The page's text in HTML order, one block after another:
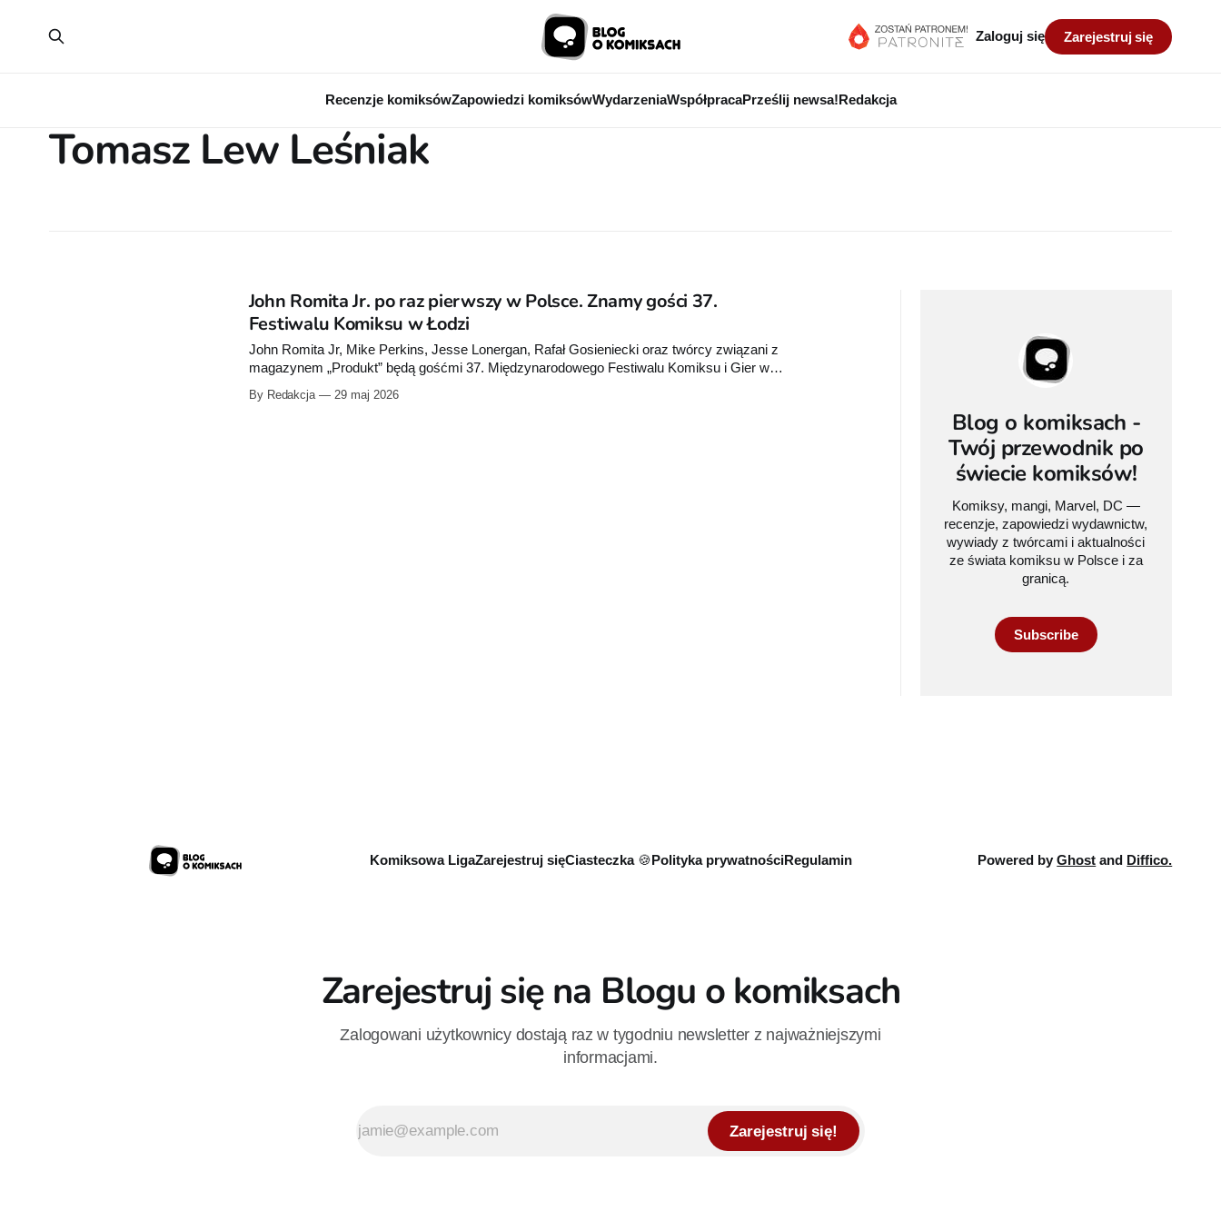
Recenzje komiksówZapowiedzi komiksówWydarzeniaWspółpracaPrześlij newsa!Redakcja
Zaloguj się Zarejestruj się
Tomasz Lew Leśniak
John Romita Jr. po raz pierwszy w Polsce. Znamy gości 37.
Festiwalu Komiksu w Łodzi
John Romita Jr, Mike Perkins, Jesse Lonergan, Rafał Gosieniecki oraz twórcy związani z
magazynem „Produkt” będą gośćmi 37. Międzynarodowego Festiwalu Komiksu i Gier w
By Redakcja 29 maj 2026
Blog o komiksach -
Twój przewodnik po
świecie komiksów!
Komiksy, mangi, Marvel, DC —
recenzje, zapowiedzi wydawnictw,
wywiady z twórcami i aktualności
ze świata komiksu w Polsce i za
granicą.
Subscribe
Komiksowa LigaZarejestruj sięCiasteczka 🍪Polityka prywatnościRegulamin Powered byGhost and Diffico.
Zarejestruj się na Blogu o komiksach
Zalogowani użytkownicy dostają raz w tygodniu newsletter z najważniejszymi
informacjami.
Zarejestruj się!